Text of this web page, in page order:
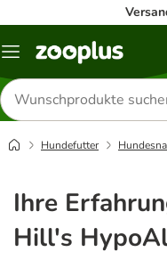
Menü
Produkte
suchen
Hundefutter
Ihre
Hill's